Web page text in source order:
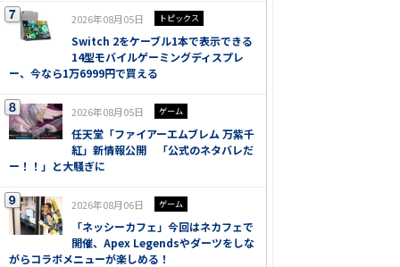
2026年08月05日 トピックス
Switch 2をケーブル1本で表示できる
14型モバイルゲーミングディスプレ
ー、今なら1万6999円で買える
2026年08月05日 ゲーム
任天堂「ファイアーエムブレム 万紫千
紅」新情報公開 「公式のネタバレだ
ー！！」と大騒ぎに
2026年08月06日 ゲーム
「ネッシーカフェ」今回はネカフェで
開催、Apex Legendsやダーツをしな
がらコラボメニューが楽しめる！